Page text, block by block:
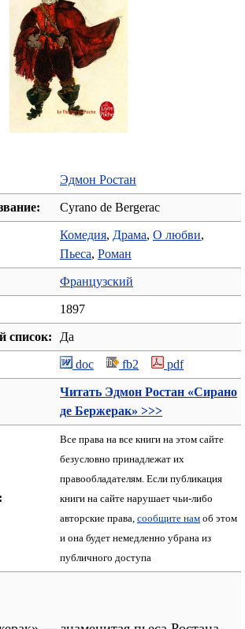
Эдмон Ростан
Cyrano de Bergerac
Комедия, Драма, О любви,
Пьеса, Роман
Французский
1897
список: Да
doc fb2 pdf
Читать Эдмон Ростан «Сирано
де Бержерак» >>>
Все права на все книги на этом сайте
безусловно принадлежат их
правообладателям. Если публикация
книги на сайте нарушает чьи-либо
авторские права, сообщите нам об этом
и она будет немедленно убрана из
публичного доступа